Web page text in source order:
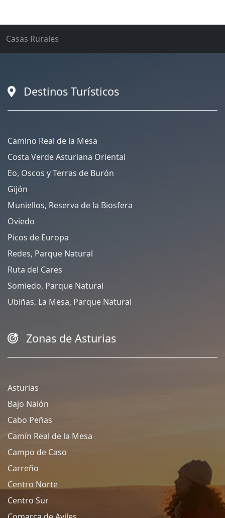
Casas Rurales
Destinos Turísticos
Camino Real de la Mesa
Costa Verde Asturiana Oriental
Eo, Oscos y Terras de Burón
Gijón
Muniellos, Reserva de la Biosfera
Oviedo
Picos de Europa
Redes, Parque Natural
Ruta del Cares
Somiedo, Parque Natural
Ubiñas, La Mesa, Parque Natural
Zonas de Asturias
Asturias
Bajo Nalón
Cabo Peñas
Camín Real de la Mesa
Campo de Caso
Carreño
Centro Norte
Centro Sur